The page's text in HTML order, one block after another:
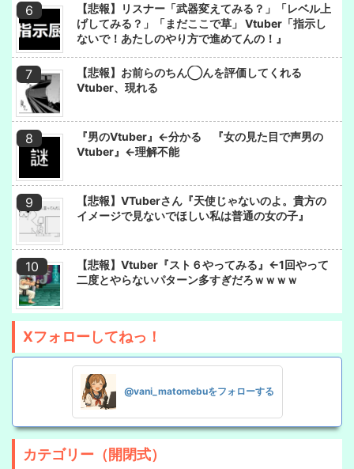
【悲報】リスナー「武器変えてみる？」「レベル上
げしてみる？」「まだここで草」 Vtuber「指示し
ないで！あたしのやり方で進めてんの！』
【悲報】お前らのちん◯んを評価してくれる
Vtuber、現れる
『男のVtuber』←分かる 『女の見た目で声男の
Vtuber』←理解不能
【悲報】VTuberさん『天使じゃないのよ。貴方の
イメージで見ないでほしい私は普通の女の子』
【悲報】Vtuber『スト６やってみる』←1回やって
二度とやらないパターン多すぎだろｗｗｗｗ
Xフォローしてねっ！
@vani_matomebuをフォローする
カテゴリー（開閉式）